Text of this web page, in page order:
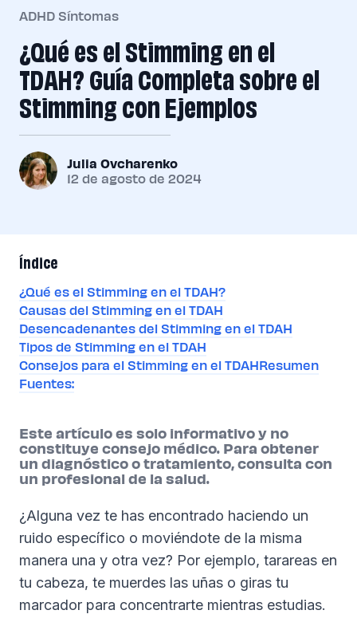
ADHD Síntomas
¿Qué es el Stimming en el
TDAH? Guía Completa sobre el
Stimming con Ejemplos
Julia Ovcharenko
12 de agosto de 2024
Índice
¿Qué es el Stimming en el TDAH?
Causas del Stimming en el TDAH
Desencadenantes del Stimming en el TDAH
Tipos de Stimming en el TDAH
Consejos para el Stimming en el TDAHResumen
Fuentes:
Este artículo es solo informativo y no
constituye consejo médico. Para obtener
un diagnóstico o tratamiento, consulta con
un profesional de la salud.
¿Alguna vez te has encontrado haciendo un
ruido específico o moviéndote de la misma
manera una y otra vez? Por ejemplo, tarareas en
tu cabeza, te muerdes las uñas o giras tu
marcador para concentrarte mientras estudias.